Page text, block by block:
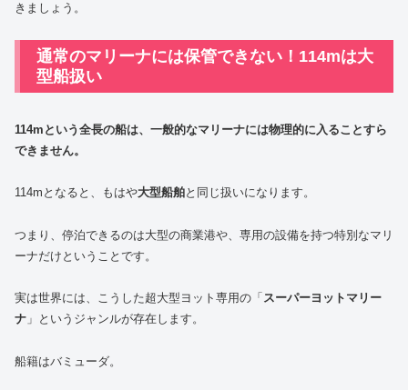
きましょう。
通常のマリーナには保管できない！114mは大
型船扱い
114mという全長の船は、一般的なマリーナには物理的に入ることすら
できません。
114mとなると、もはや大型船舶と同じ扱いになります。
つまり、停泊できるのは大型の商業港や、専用の設備を持つ特別なマリ
ーナだけということです。
実は世界には、こうした超大型ヨット専用の「 スーパーヨットマリー
ナ 」というジャンルが存在します。
船籍はバミューダ。